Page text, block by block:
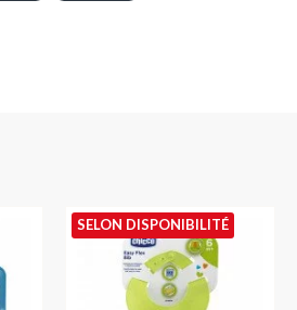
SELON DISPONIBILITÉ